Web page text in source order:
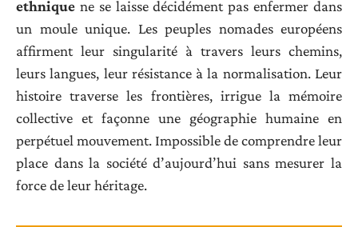
ethnique ne se laisse décidément pas enfermer dans
un moule unique. Les peuples nomades européens
affirment leur singularité à travers leurs chemins,
leurs langues, leur résistance à la normalisation. Leur
histoire traverse les frontières, irrigue la mémoire
collective et façonne une géographie humaine en
perpétuel mouvement. Impossible de comprendre leur
place dans la société d’aujourd’hui sans mesurer la
force de leur héritage.